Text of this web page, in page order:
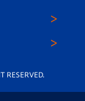
RESERVED.